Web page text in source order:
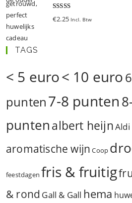
Gewaardeer
€2.25 Incl. Btw
TAGS
< 5 euro< 10 euro
punten7-8 punten
puntenalbert heijnAldi
aromatische wijn Coop
feestdagen fris & fruitig
& rond Gall & Gall hema